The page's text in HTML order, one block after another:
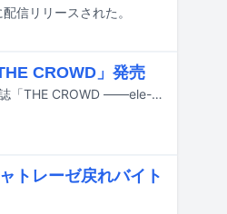
信リリースされた。
CROWD」発売
音楽ライターの二木信が監修および編集を務めるヒップホップ / ラップ専門誌「THE CROWD ——ele-king presents HIP HOP JAPAN」が7月31日にP-VINEより発売される。
トレーゼ戻れバイト